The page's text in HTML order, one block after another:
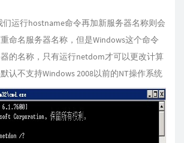
们运行hostname命令再加新服务器名称则会
命名服务器名称，但是Windows这个命令
的名称，只有运行netdom才可以更改计算
认不支持Windows 2008以前的NT操作系统